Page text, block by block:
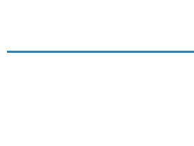
SORBET GLACE AU CHAMPAGNE